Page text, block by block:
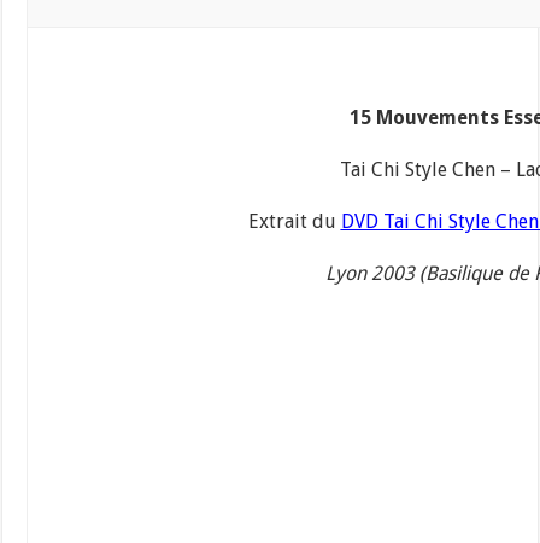
15 Mouvements
Tai Chi Style Chen –
Extrait du DVD Tai Chi Style
Lyon 2003 (Basilique de